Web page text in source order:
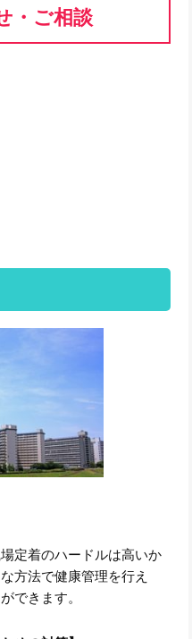
・ご相談
定着のハードルは高いか
方法で健康管理を行え
できます。